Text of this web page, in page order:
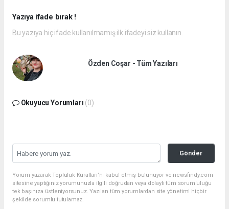
Yazıya ifade bırak !
Bu yazıya hiç ifade kullanılmamış ilk ifadeyi siz kullanın.
Özden Coşar - Tüm Yazıları
Okuyucu Yorumları (0)
Gönder
Yorum yazarak Topluluk Kuralları’nı kabul etmiş bulunuyor ve newsfindy.com
sitesine yaptığınız yorumunuzla ilgili doğrudan veya dolaylı tüm sorumluluğu
tek başınıza üstleniyorsunuz. Yazılan tüm yorumlardan site yönetimi hiçbir
şekilde sorumlu tutulamaz.